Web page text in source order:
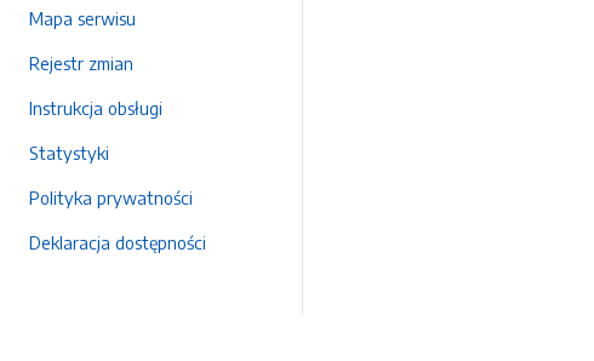
Mapa serwisu
Rejestr zmian
Instrukcja obsługi
Statystyki
Polityka prywatności
Deklaracja dostępności